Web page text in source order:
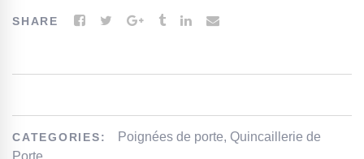
SHARE
CATEGORIES: Poignées de porte,Quincaillerie de
Porte